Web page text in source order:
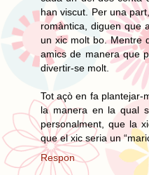
han viscut. Per una
romàntica, diguen que
un xic molt bo. Mentre
amics de manera que
divertir-se molt.
Tot açò en fa plantejar-
la manera en la qual
personalment, que la
que el xic seria un
Respon